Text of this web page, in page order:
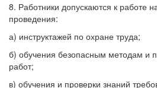
8. Работники допускаются к работе
проведения:
а) инструктажей по охране труда;
б) обучения безопасным методам и
работ;
в) обучения и проверки знаний